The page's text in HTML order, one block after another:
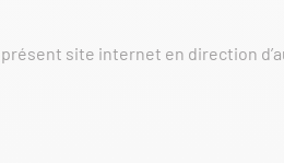
site internet en direction